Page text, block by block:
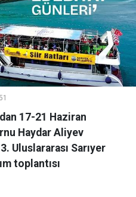
17-21 Haziran
Haydar Aliyev
Uluslararası Sarıyer
toplantısı